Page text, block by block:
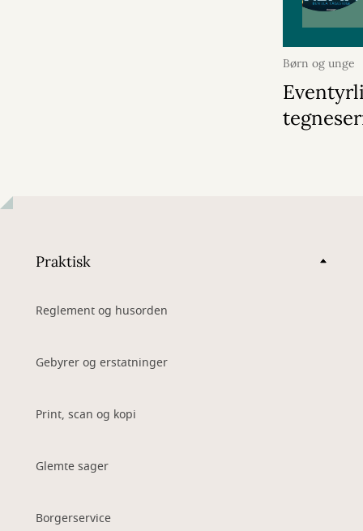
Børn og unge
2026
Praktisk
Reglement og husorden
Gebyrer og erstatninger
Print, scan og kopi
Glemte sager
Borgerservice